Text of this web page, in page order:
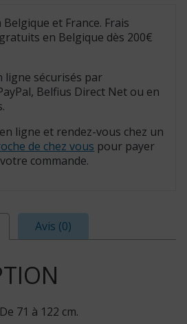
et France. Frais
en Belgique dès 200€
ligne sécurisés par
Belfius Direct Net ou en
ligne et rendez-vous chez un
de chez vous pour payer
commande.
Avis (0)
71 à 122 cm.